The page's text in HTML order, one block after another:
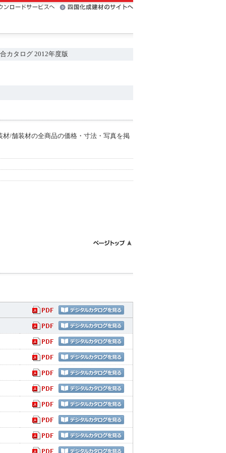
カタログ 2012年度版
/舗装材の全商品の価格・寸法・写真を掲